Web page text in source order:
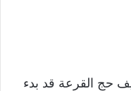
حج القرعة قد بدء